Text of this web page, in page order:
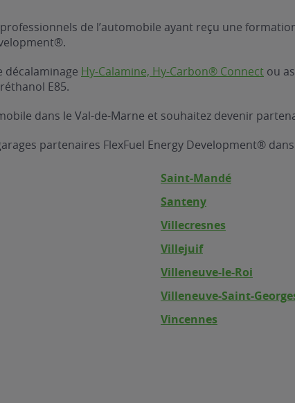
de l’automobile ayant reçu une
décalaminage Hy-Calamine, Hy-Carbon® Connect ou
E85.
dans le Val-de-Marne et souhaitez devenir
partenaires FlexFuel Energy Development®
Saint-Mandé
Santeny
Villecresnes
Villejuif
Villeneuve-le-Roi
Villeneuve-Saint-
Vincennes